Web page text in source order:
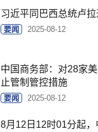
习近平同巴西总统卢
要闻 2025-08-12
中国商务部：对28家
止管制管控措施
要闻 2025-08-12
8月12日12时01分起